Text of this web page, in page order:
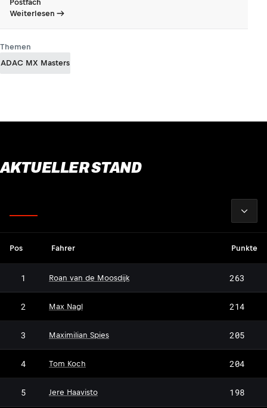
Postfach
Weiterlesen
Themen
ADAC MX Masters
AKTUELLER STAND
Pos Fahrer Punkte
1 Roan van de Moosdijk 263
2 Max Nagl 214
3 Maximilian Spies 205
4 Tom Koch 204
5 Jere Haavisto 198